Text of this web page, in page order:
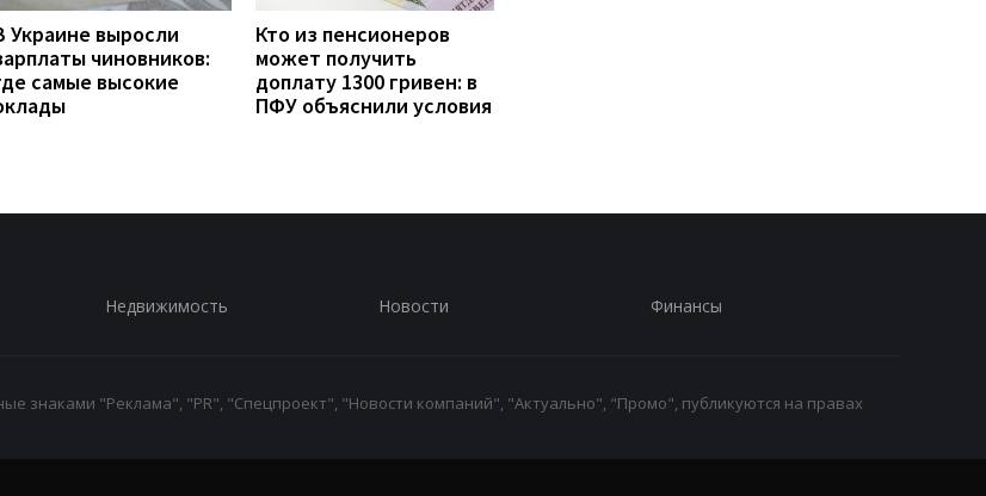
Украине выросли
чиновников:
самые высокие
Кто из пенсионеров
может получить
доплату 1300 гривен: в
ПФУ объяснили условия
Недвижимость Новости Финансы
знаками "Реклама", "PR", "Спецпроект", "Новости компаний", "Актуально", "Промо", публикуются на правах